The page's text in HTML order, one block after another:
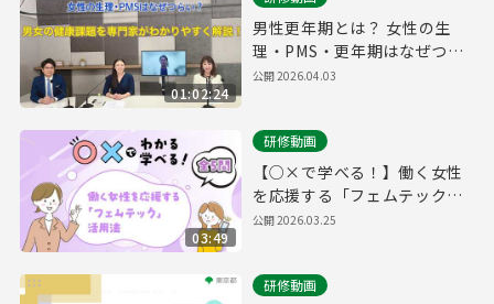
01:02:24
男性更年期とは？ 女性の生
理・PMS・更年期はなぜつら
い？男女の健康課題を専門家
公開2026.04.03
03:49
研修動画
【○×で学べる！】働く女性
を応援する「フェムテック」
活用法
公開2026.03.25
研修動画